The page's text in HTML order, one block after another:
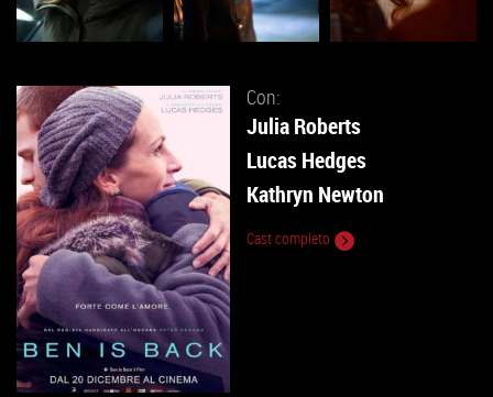
Con:
Julia Roberts
Lucas Hedges
Kathryn Newton
Cast completo